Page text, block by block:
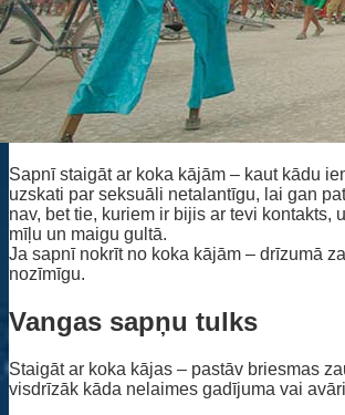
Sapnī staigāt ar koka kājām – kaut kādu
uzskati par seksuāli netalantīgu, lai gan
nav, bet tie, kuriem ir bijis ar tevi kontakts,
mīļu un maigu gultā.
Ja sapnī nokrīt no koka kājām – drīzumā
nozīmīgu.
Vangas sapņu tulks
Staigāt ar koka kājas – pastāv briesmas
visdrīzāk kāda nelaimes gadījuma vai